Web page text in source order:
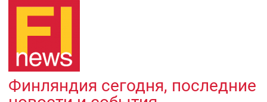
Финляндия сегодня, последние